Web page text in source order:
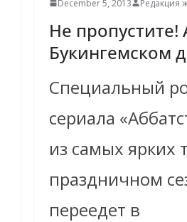
December 5, 2013 Редакция
Не пропустите!
Букингемском
Специальный
сериала
из самых ярких
праздничном
переедет в